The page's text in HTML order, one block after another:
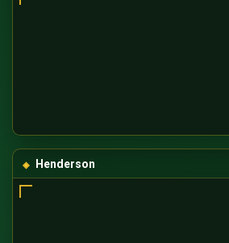
Henderson